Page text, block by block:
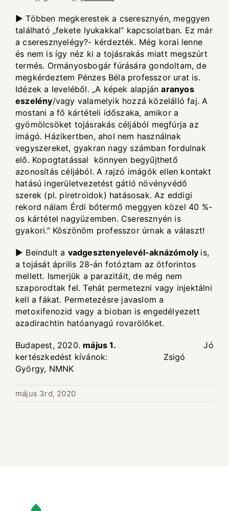
► Többen megkerestek a cseresznyén, meggyen
található „fekete lyukakkal” kapcsolatban. Ez már
a cseresznyelégy?- kérdezték. Még korai lenne
és nem is így néz ki a tojásrakás miatt megszúrt
termés. Ormányosbogár fúrására gondoltam, de
megkérdeztem Pénzes Béla professzor urat is.
Idézek a leveléből. „A képek alapjánaranyos
eszelény/vagy valamelyik hozzá közelálló faj. A
mostani a fő kártételi időszaka, amikor a
gyömölcsöket tojásrakás céljából megfúrja az
imágó. Házikertben, ahol nem használnak
vegyszereket, gyakran nagy számban fordulnak
elő. Kopogtatással könnyen begyűjthető
azonosítás céljából. A rajzó imágók ellen kontakt
hatású ingerületvezetést gátló növényvédő
szerek (pl. piretroidok) hatásosak. Az eddigi
rekord nálam Érdi bőtermő meggyen közel 40 %-
os kártétel nagyüzemben. Cseresznyén is
gyakori.” Köszönöm professzor úrnak a választ!
► Beindult a vadgesztenyelevél-aknázómoly is,
a tojását április 28-án fotóztam az ötforintos
mellett. Ismerjük a parazitáit, de még nem
szaporodtak fel. Tehát permetezni vagy injektálni
kell a fákat. Permetezésre javaslom a
metoxifenozid vagy a bioban is engedélyezett
azadirachtin hatóanyagú rovarölőket.
Budapest, 2020. május 1. Jó
kertészkedést kívánok: Zsigó
György, NMNK
május 3rd, 2020